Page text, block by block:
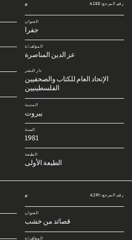
رقم المرجع: A288 #
العنوان
جفرا
المؤلف/ة
عز الدين المناصرة
دار النشر
الإتحاد العام للكتاب والصحفيين
الفلسطينيين
المدينة
بيروت
السنة
1981
الطبعة
الطبعة الأولى
رقم المرجع: A291 #
العنوان
قصائد من خشب
المؤلف/ة